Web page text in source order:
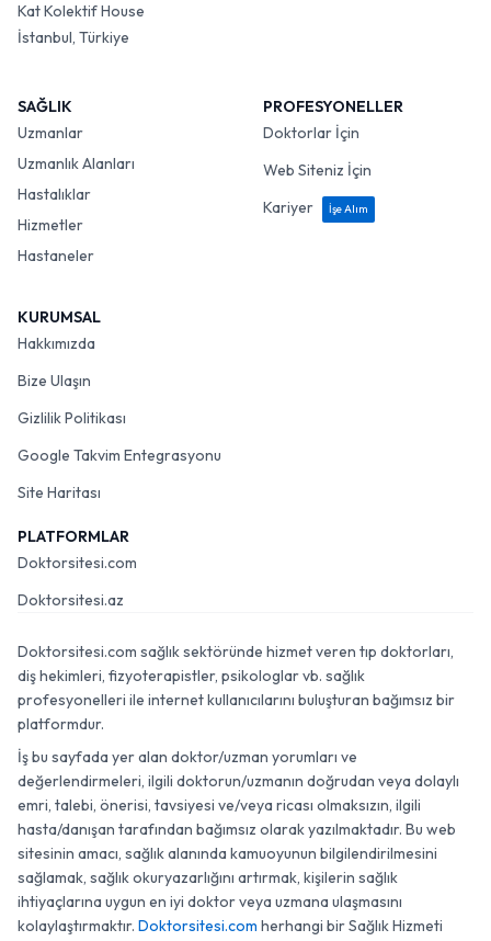
Kat Kolektif House
İstanbul, Türkiye
SAĞLIK
Uzmanlar
Uzmanlık Alanları
Hastalıklar
Hizmetler
Hastaneler
PROFESYONELLER
Doktorlar İçin
Web Siteniz İçin
Kariyer
İşe Alım
KURUMSAL
Hakkımızda
Bize Ulaşın
Gizlilik Politikası
Google Takvim Entegrasyonu
Site Haritası
PLATFORMLAR
Doktorsitesi.com
Doktorsitesi.az
Doktorsitesi.com sağlık sektöründe hizmet veren tıp doktorları,
diş hekimleri, fizyoterapistler, psikologlar vb. sağlık
profesyonelleri ile internet kullanıcılarını buluşturan bağımsız bir
platformdur.
İş bu sayfada yer alan doktor/uzman yorumları ve
değerlendirmeleri, ilgili doktorun/uzmanın doğrudan veya dolaylı
emri, talebi, önerisi, tavsiyesi ve/veya ricası olmaksızın, ilgili
hasta/danışan tarafından bağımsız olarak yazılmaktadır. Bu web
sitesinin amacı, sağlık alanında kamuoyunun bilgilendirilmesini
sağlamak, sağlık okuryazarlığını artırmak, kişilerin sağlık
ihtiyaçlarına uygun en iyi doktor veya uzmana ulaşmasını
kolaylaştırmaktır. Doktorsitesi.com herhangi bir Sağlık Hizmeti